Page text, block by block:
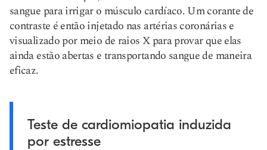
sangue para irrigar o músculo cardíaco. Um corante de
contraste é então injetado nas artérias coronárias e
visualizado por meio de raios X para provar que elas
ainda estão abertas e transportando sangue de maneira
eficaz.
Teste de cardiomiopatia induzida
por estresse